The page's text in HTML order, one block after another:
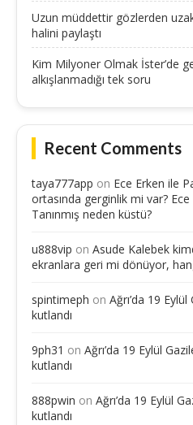
Uzun müddettir gözlerden
halini paylaştı
Kim Milyoner Olmak İster’de
alkışlanmadığı tek soru
Recent Comments
taya777app on Ece Erken ile
ortasında gerginlik mi var? Ece
Tanınmış neden küstü?
u888vip on Asude Kalebek
ekranlara geri mi dönüyor,
spintimeph on Ağrı’da 19
kutlandı
9ph31 on Ağrı’da 19 Eylül
kutlandı
888pwin on Ağrı’da 19 Eylül
kutlandı